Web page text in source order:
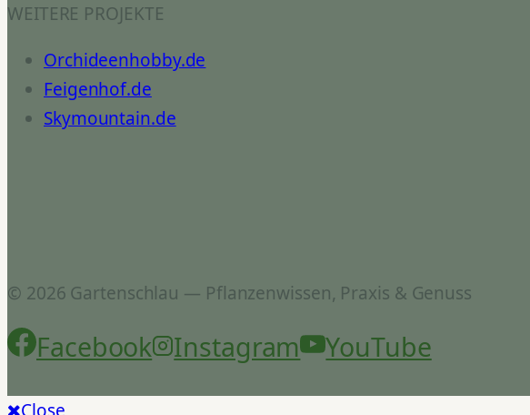
WEITERE PROJEKTE
Orchideenhobby.de
Feigenhof.de
Skymountain.de
© 2026 Gartenschlau — Pflanzenwissen, Praxis & Genuss
Facebook Instagram YouTube